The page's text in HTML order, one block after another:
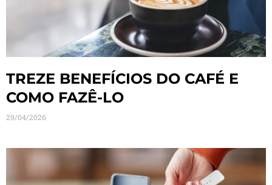
TREZE BENEFÍCIOS DO CAFÉ E
COMO FAZÊ-LO
29/04/2026